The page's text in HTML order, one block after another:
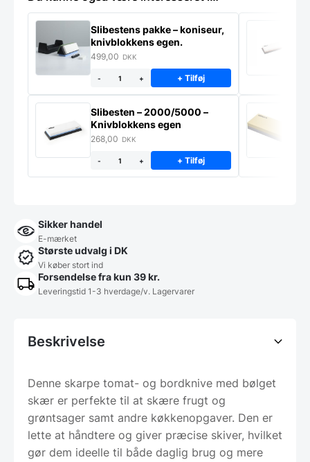
Slibestens pakke – koniseur,
knivblokkens egen.
499,00 DKK
- + + Tilføj
Slibesten – 2000/5000 –
Knivblokkens egen
268,00 DKK
- + + Tilføj
Sikker handel
E-mærket
Største udvalg i DK
Vi køber stort ind
Forsendelse fra kun 39 kr.
Leveringstid 1-3 hverdage/v. Lagervarer
Beskrivelse
Denne skarpe tomat- og bordknive med bølget
skær er perfekte til at skære frugt og
grøntsager samt andre køkkenopgaver. Den er
lette at håndtere og giver præcise skiver, hvilket
gør dem ideelle til både daglig brug og mere